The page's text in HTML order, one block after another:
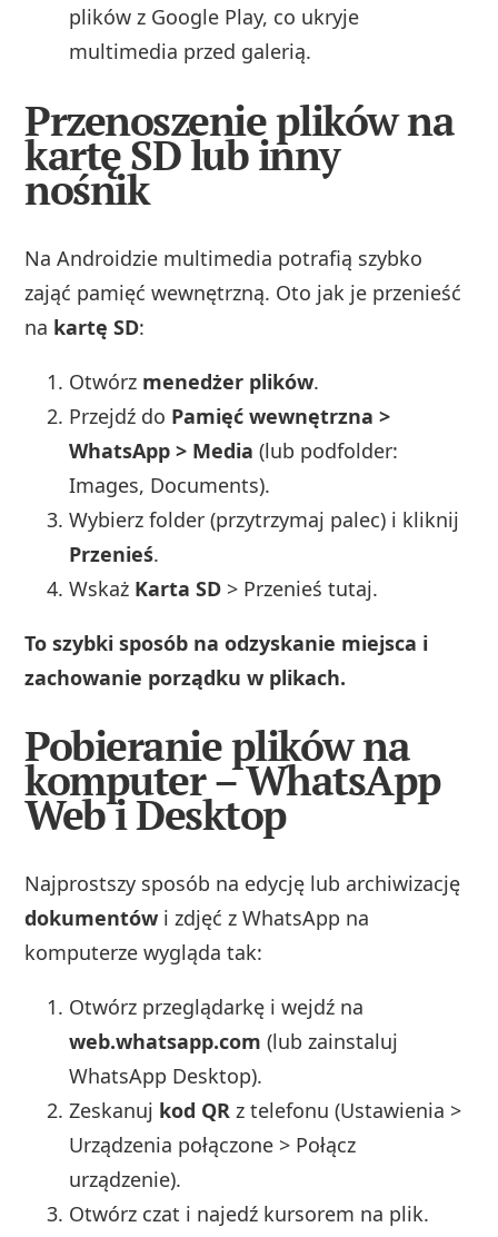
plików z Google Play, co ukryje
multimedia przed galerią.
Przenoszenie plików na
kartę SD lub inny
nośnik
Na Androidzie multimedia potrafią szybko
zająć pamięć wewnętrzną. Oto jak je przenieść
na kartę SD:
Otwórz menedżer plików.
Przejdź do Pamięć wewnętrzna >
WhatsApp > Media (lub podfolder:
Images, Documents).
Wybierz folder (przytrzymaj palec) i kliknij
Przenieś.
Wskaż Karta SD > Przenieś tutaj.
To szybki sposób na odzyskanie miejsca i
zachowanie porządku w plikach.
Pobieranie plików na
komputer – WhatsApp
Web i Desktop
Najprostszy sposób na edycję lub archiwizację
dokumentów i zdjęć z WhatsApp na
komputerze wygląda tak:
Otwórz przeglądarkę i wejdź na
web.whatsapp.com (lub zainstaluj
WhatsApp Desktop).
Zeskanuj kod QR z telefonu (Ustawienia >
Urządzenia połączone > Połącz
urządzenie).
Otwórz czat i najedź kursorem na plik.